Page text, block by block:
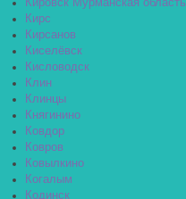
Кировск Мурманская область
Кирс
Кирсанов
Киселёвск
Кисловодск
Клин
Клинцы
Княгинино
Ковдор
Ковров
Ковылкино
Когалым
Кодинск